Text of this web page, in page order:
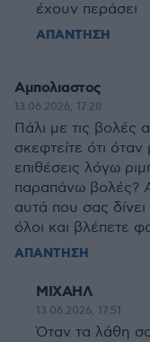
έχουν περάσει
ΑΠΑΝΤΗΣΗ
Αμπολιαστος
13.06.2026, 17:28
Πάλι με τις βολές
σκεφτείτε ότι
επιθέσεις λόγω
παραπάνω βολές?
αυτά που σας
όλοι και βλέπετε
ΑΠΑΝΤΗΣΗ
ΜΙΧΑΗΛ
13.06.2026, 17:51
Όταν τα λάθη